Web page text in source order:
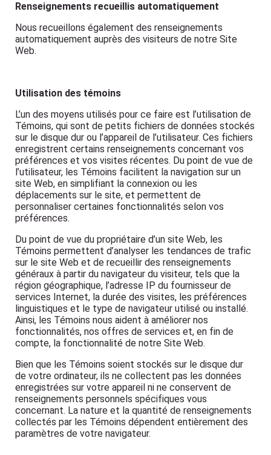
Renseignements recueillis automatiquement
Nous recueillons également des renseignements
automatiquement auprès des visiteurs de notre Site
Web.
Utilisation des témoins
L’un des moyens utilisés pour ce faire est l’utilisation de
Témoins, qui sont de petits fichiers de données stockés
sur le disque dur ou l’appareil de l’utilisateur. Ces fichiers
enregistrent certains renseignements concernant vos
préférences et vos visites récentes. Du point de vue de
l’utilisateur, les Témoins facilitent la navigation sur un
site Web, en simplifiant la connexion ou les
déplacements sur le site, et permettent de
personnaliser certaines fonctionnalités selon vos
préférences.
Du point de vue du propriétaire d’un site Web, les
Témoins permettent d’analyser les tendances de trafic
sur le site Web et de recueillir des renseignements
généraux à partir du navigateur du visiteur, tels que la
région géographique, l’adresse IP du fournisseur de
services Internet, la durée des visites, les préférences
linguistiques et le type de navigateur utilisé ou installé.
Ainsi, les Témoins nous aident à améliorer nos
fonctionnalités, nos offres de services et, en fin de
compte, la fonctionnalité de notre Site Web.
Bien que les Témoins soient stockés sur le disque dur
de votre ordinateur, ils ne collectent pas les données
enregistrées sur votre appareil ni ne conservent de
renseignements personnels spécifiques vous
concernant. La nature et la quantité de renseignements
collectés par les Témoins dépendent entièrement des
paramètres de votre navigateur.